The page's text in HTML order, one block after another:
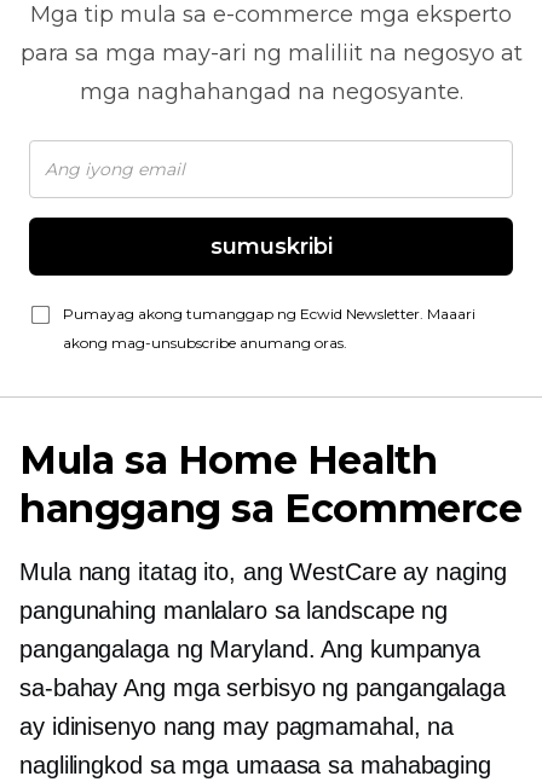
Mga tip mula sa e-commerce mga eksperto
para sa mga may-ari ng maliliit na negosyo at
mga naghahangad na negosyante.
sumuskribi
Pumayag akong tumanggap ng Ecwid Newsletter. Maaari
akong mag-unsubscribe anumang oras.
Mula sa Home Health
hanggang sa Ecommerce
Mula nang itatag ito, ang WestCare ay naging
pangunahing manlalaro sa landscape ng
pangangalaga ng Maryland. Ang kumpanya
sa-bahay Ang mga serbisyo ng pangangalaga
ay idinisenyo nang may pagmamahal, na
naglilingkod sa mga umaasa sa mahabaging